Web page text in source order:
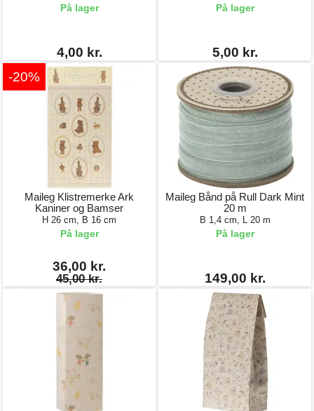
På lager
4,00 kr.
På lager
5,00 kr.
-20%
Maileg Klistremerke Ark
Kaniner og Bamser
H 26 cm, B 16 cm
På lager
36,00 kr.
45,00 kr.
Maileg Bånd på Rull Dark Mint
20 m
B 1,4 cm, L 20 m
På lager
149,00 kr.